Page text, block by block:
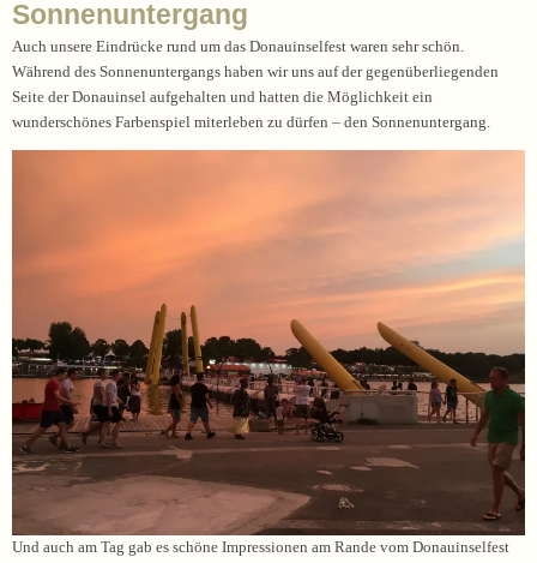
Sonnenuntergang
Auch unsere Eindrücke rund um das Donauinselfest waren sehr schön.
Während des Sonnenuntergangs haben wir uns auf der gegenüberliegenden
Seite der Donauinsel aufgehalten und hatten die Möglichkeit ein
wunderschönes Farbenspiel miterleben zu dürfen – den Sonnenuntergang.
Und auch am Tag gab es schöne Impressionen am Rande vom Donauinselfest